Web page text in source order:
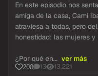
En este episodio nos
amiga de la casa, Cami
atraviesa a todas, pero
honestidad: las mujeres y
¿Por qué en... ver más
200 13 13,221